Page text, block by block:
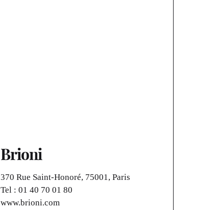
Brioni
370 Rue Saint-Honoré, 75001, Paris
Tel : 01 40 70 01 80
www.brioni.com